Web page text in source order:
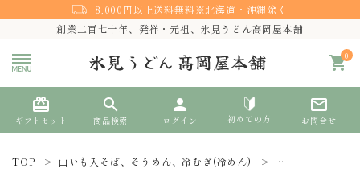
8,000円以上送料無料※北海道・沖縄除く
創業二百七十年、発祥・元祖、氷見うどん高岡屋本舗
0
shopping_cart
card_giftcard
ギフトセット
search
商品検索
person
ログイン 初めての方
mail_outline
お問合せ
TOP 山いも入そば、そうめん、冷むぎ(冷めん) 手延 氷見糸そう